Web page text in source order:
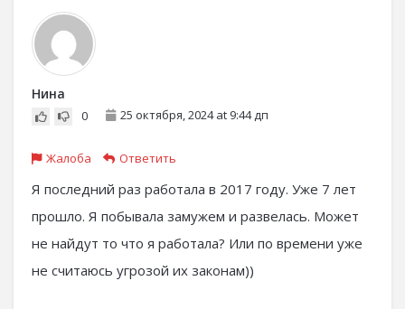
Нина
0 25 октября, 2024 at 9:44 дп
Жалоба Ответить
Я последний раз работала в 2017 году. Уже 7 лет
прошло. Я побывала замужем и развелась. Может
не найдут то что я работала? Или по времени уже
не считаюсь угрозой их законам))